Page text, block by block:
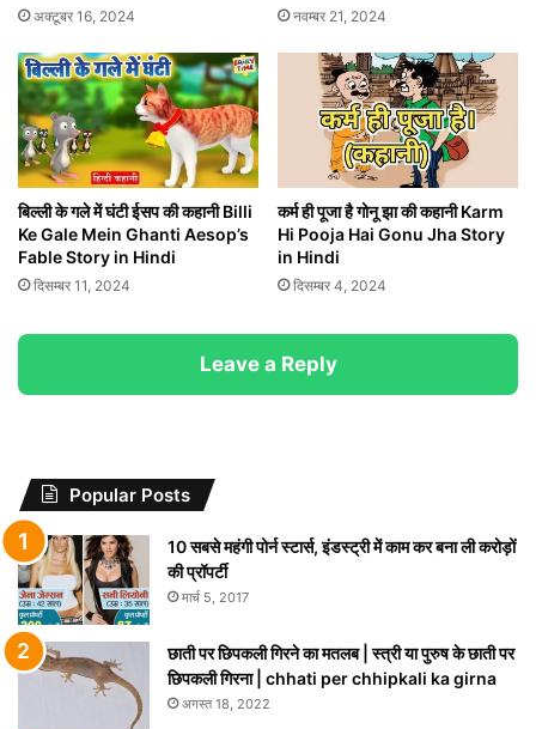
अक्टूबर 16, 2024 नवम्बर 21, 2024
बिल्ली के गले में घंटी ईसप की कहानी Billi
Ke Gale Mein Ghanti Aesop’s
Fable Story in Hindi
दिसम्बर 11, 2024
कर्म ही पूजा है गोनू झा की कहानी Karm
Hi Pooja Hai Gonu Jha Story
in Hindi
दिसम्बर 4, 2024
Leave a Reply
Popular Posts
10 सबसे महंगी पोर्न स्टार्स, इंडस्ट्री में काम कर बना ली करोड़ों
की प्रॉपर्टी
मार्च 5, 2017
छाती पर छिपकली गिरने का मतलब | स्त्री या पुरुष के छाती पर
छिपकली गिरना | chhati per chhipkali ka girna
अगस्त 18, 2022